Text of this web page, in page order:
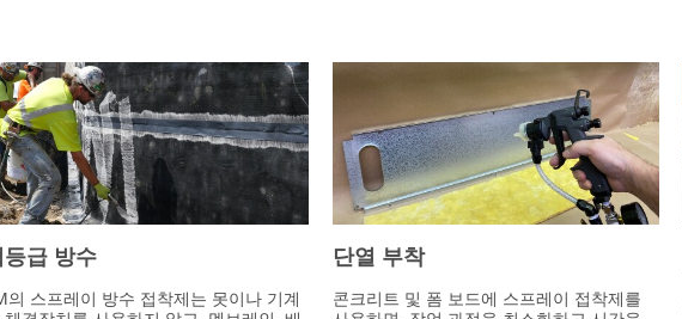
등급 방수
의 스프레이 방수 접착제는 못이나 기계
단열 부착
콘크리트 및 폼 보드에 스프레이 접착제를